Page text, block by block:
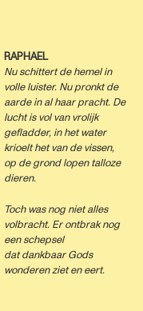
RAPHAEL
Nu schittert de hemel in
volle luister. Nu pronkt de
aarde in al haar pracht. De
lucht is vol van vrolijk
gefladder, in het water
krioelt het van de vissen,
op de grond lopen talloze
dieren.
Toch was nog niet alles
volbracht. Er ontbrak nog
een schepsel
dat dankbaar Gods
wonderen ziet en eert.